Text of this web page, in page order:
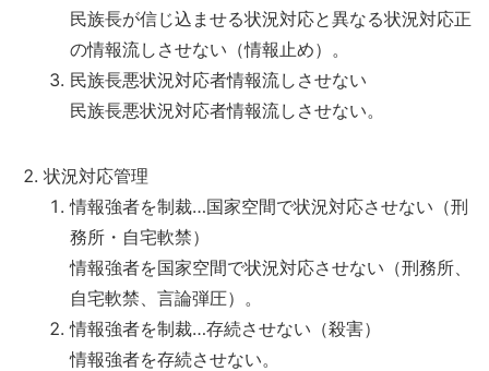
民族長が信じ込ませる状況対応と異なる状況対応正
の情報流しさせない（情報止め）。
民族長悪状況対応者情報流しさせない
民族長悪状況対応者情報流しさせない。
状況対応管理
情報強者を制裁…国家空間で状況対応させない（刑
務所・自宅軟禁）
情報強者を国家空間で状況対応させない（刑務所、
自宅軟禁、言論弾圧）。
情報強者を制裁…存続させない（殺害）
情報強者を存続させない。